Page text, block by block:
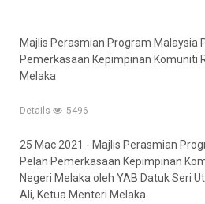
Majlis Perasmian Program Malaysia
Pemerkasaan Kepimpinan Komuniti
Melaka
Details 5496
25 Mac 2021 - Majlis Perasmian
Pelan Pemerkasaan Kepimpinan
Negeri Melaka oleh YAB Datuk Seri
Ali, Ketua Menteri Melaka.